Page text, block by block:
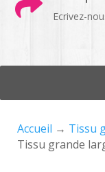
 Ecrivez-
Accueil → Tissu
Tissu grande